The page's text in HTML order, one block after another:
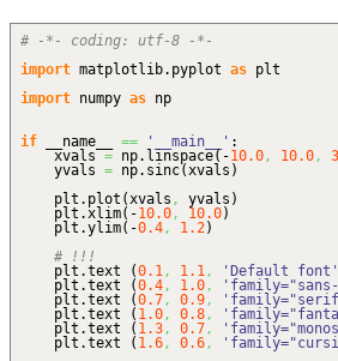
# -*- coding: utf-8 -*-
import matplotlib. pyplot as plt
import numpy as np
if __name__ == '__main__' :
xvals=np. linspace(-10.0 , 10.0 ,
yvals = np. sinc( xvals )
plt. plot ( xvals , yvals )
plt. xlim( -10.0 , 10.0)
plt.ylim( -0.4 , 1.2)
# !!!
plt.text (0.1 , 1.1 , 'Default font'
plt.text (0.4 , 1.0 ,
plt.text (0.7 , 0.9 ,
plt.text ( 1.0 , 0.8 ,
plt.text ( 1.3 , 0.7 ,
plt.text ( 1.6 , 0.6 ,